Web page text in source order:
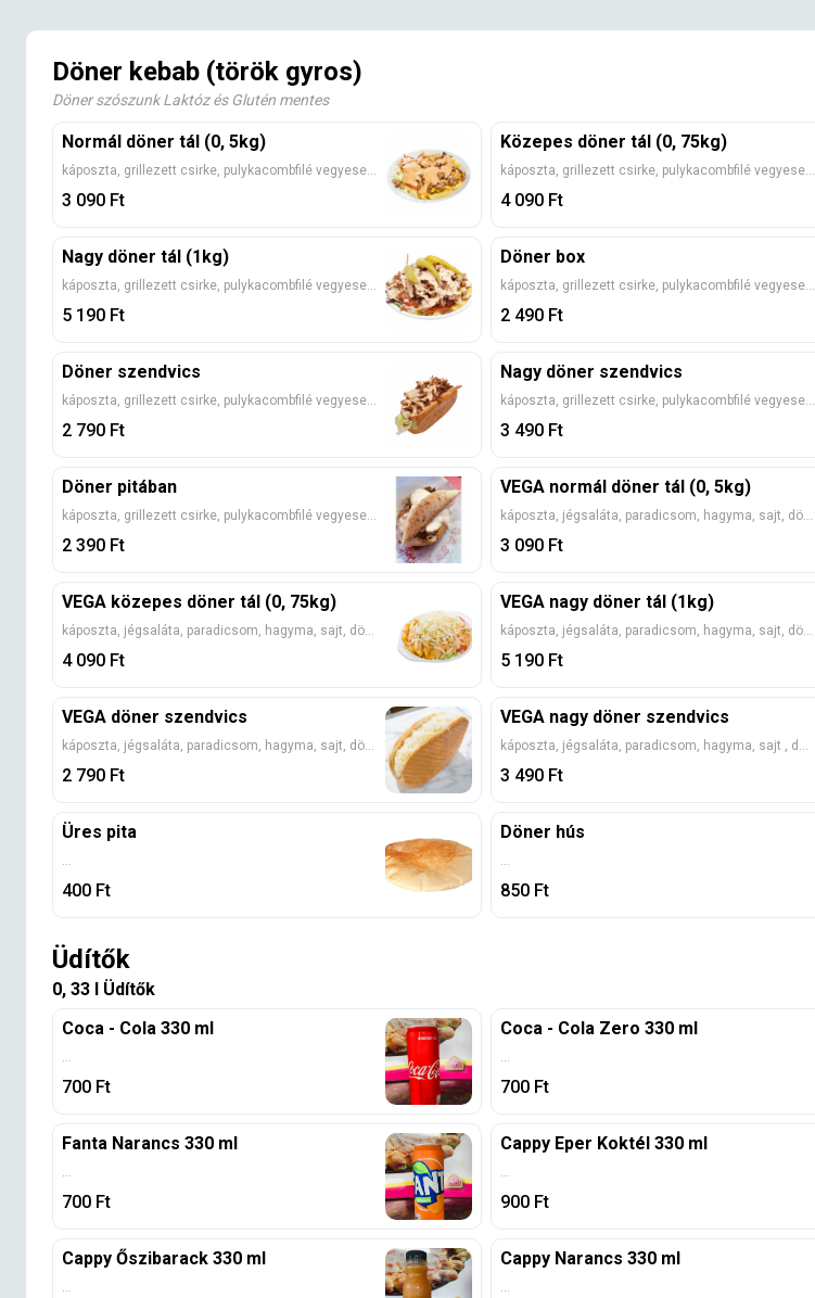
Döner kebab (török gyros)
Döner szószunk Laktóz és Glutén mentes
Normál döner tál (0, 5kg)
káposzta, grillezett csirke, pulykacombfilé vegyesen, jégsaláta, paradicsom, hagyma, döner szósz (Kérlek, válassz egy adag köretet!)
3 090 Ft
Közepes döner tál (0, 75kg)
káposzta, grillezett csirke, pulykacombfilé vegyesen, jégsaláta, paradicsom, hagyma, döner szósz (Kérlek, válassz egy adag köretet!)
4 090 Ft
Nagy döner tál (1kg)
káposzta, grillezett csirke, pulykacombfilé vegyesen, jégsaláta, paradicsom, hagyma, döner szósz (Kérlek, válassz egy adag köretet!)
5 190 Ft
Döner box
káposzta, grillezett csirke, pulykacombfilé vegyesen, jégsaláta, paradicsom, hagyma, döner szósz (Kérlek, válassz egy adag köretet!)
2 490 Ft
Döner szendvics
káposzta, grillezett csirke, pulykacombfilé vegyesen, jégsaláta, paradicsom, hagyma, döner szósz
2 790 Ft
Nagy döner szendvics
káposzta, grillezett csirke, pulykacombfilé vegyesen, jégsaláta, paradicsom, hagyma, döner szósz
3 490 Ft
Döner pitában
káposzta, grillezett csirke, pulykacombfilé vegyesen, jégsaláta, paradicsom, hagyma, döner szósz
2 390 Ft
VEGA normál döner tál (0, 5kg)
káposzta, jégsaláta, paradicsom, hagyma, sajt, döner szósz (Kérlek, válassz egy adag köretet!)
3 090 Ft
VEGA közepes döner tál (0, 75kg)
káposzta, jégsaláta, paradicsom, hagyma, sajt, döner szósz (Kérlek, válassz egy adag köretet!)
4 090 Ft
VEGA nagy döner tál (1kg)
káposzta, jégsaláta, paradicsom, hagyma, sajt, döner szósz (Kérlek, válassz egy adag köretet!)
5 190 Ft
VEGA döner szendvics
káposzta, jégsaláta, paradicsom, hagyma, sajt, döner szósz
2 790 Ft
VEGA nagy döner szendvics
káposzta, jégsaláta, paradicsom, hagyma, sajt , döner szósz
3 490 Ft
Üres pita
...
400 Ft
Döner hús
...
850 Ft
Üdítők
0, 33 l Üdítők
Coca - Cola 330 ml
...
700 Ft
Coca - Cola Zero 330 ml
...
700 Ft
Fanta Narancs 330 ml
...
700 Ft
Cappy Eper Koktél 330 ml
...
900 Ft
Cappy Őszibarack 330 ml
...
Cappy Narancs 330 ml
...